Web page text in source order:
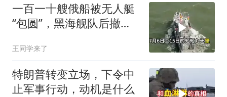
一百一十艘俄船被无人艇
“包圆”，黑海舰队后撤数
王同学来了
特朗普转变立场，下令中
止军事行动，动机是什么